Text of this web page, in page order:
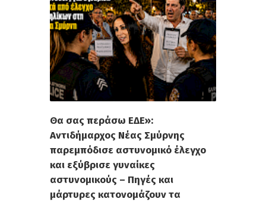
Θα σας περάσω ΕΔΕ»:
Αντιδήμαρχος Νέας Σμύρνης
παρεμπόδισε αστυνομικό έλεγχο
και εξύβρισε γυναίκες
αστυνομικούς – Πηγές και
μάρτυρες κατονομάζουν τα